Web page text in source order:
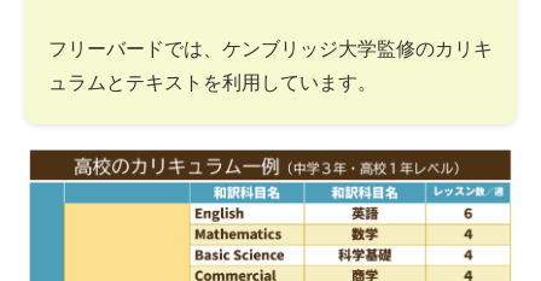
フリーバードでは、ケンブリッジ大学監修のカリキ
ュラムとテキストを利用しています。